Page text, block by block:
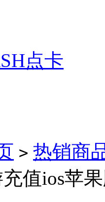
点卡
> 热销商
值ios苹